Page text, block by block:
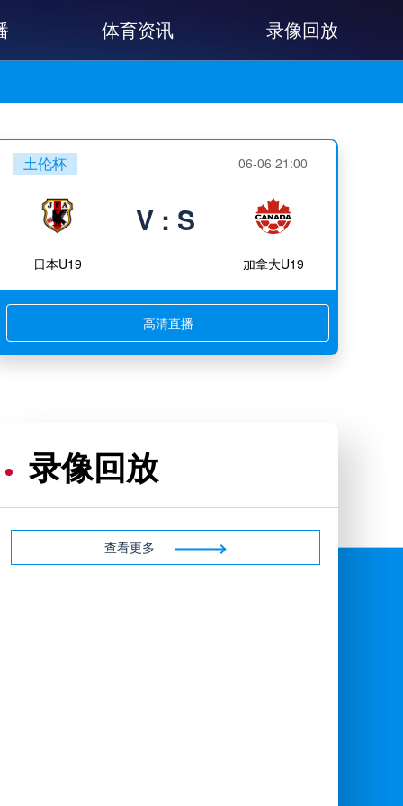
体育资讯 录像回放
土伦杯 06-06 21:00
日本U19
V : S
加拿大U19
高清直播
录像回放
查看更多